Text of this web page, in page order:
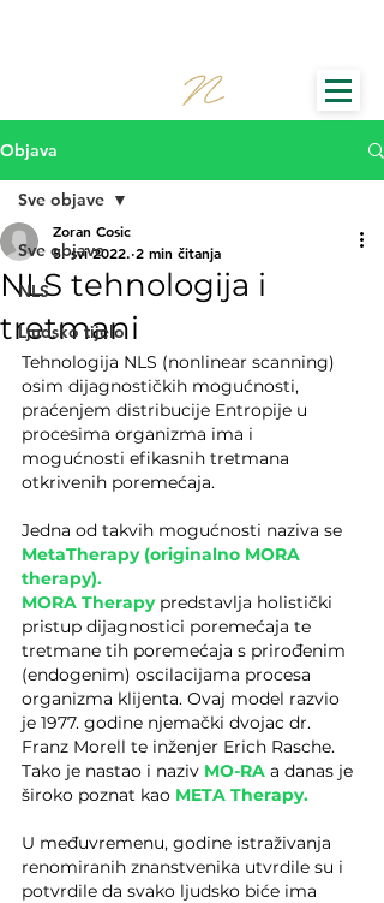
Objava
Sve objave
NLS
Ljudsko tijelo
Sve objave
NLS tehnologija i
tretmani
Zoran Cosic
5. svi 2022. 2 min čitanja
Tehnologija NLS (nonlinear scanning)
osim dijagnostičkih mogućnosti,
praćenjem distribucije Entropije u
procesima organizma ima i
mogućnosti efikasnih tretmana
otkrivenih poremećaja.
Jedna od takvih mogućnosti naziva se
MetaTherapy (originalno MORA
therapy).
MORA Therapy predstavlja holistički
pristup dijagnostici poremećaja te
tretmane tih poremećaja s prirođenim
(endogenim) oscilacijama procesa
organizma klijenta. Ovaj model razvio
je 1977. godine njemački dvojac dr.
Franz Morell te inženjer Erich Rasche.
Tako je nastao i naziv MO-RA a danas je
široko poznat kao META Therapy.
U međuvremenu, godine istraživanja
renomiranih znanstvenika utvrdile su i
potvrdile da svako ljudsko biće ima